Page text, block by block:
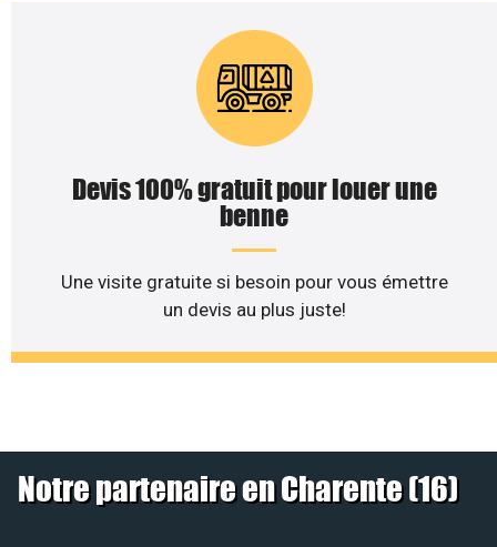
Devis 100% gratuit pour louer une
benne
Une visite gratuite si besoin pour vous émettre
un devis au plus juste!
Notre partenaire en Charente (16)